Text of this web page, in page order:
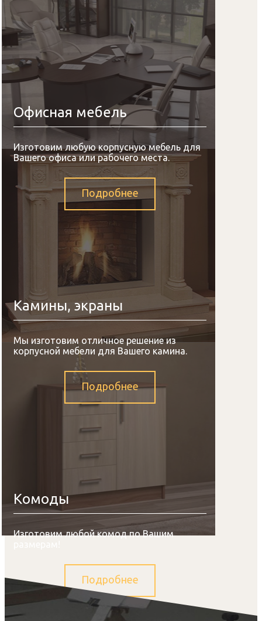
Офисная мебель
Изготовим любую корпусную мебель для
Вашего офиса или рабочего места.
Подробнее
Камины, экраны
Мы изготовим отличное решение из
корпусной мебели для Вашего камина.
Подробнее
Комоды
Изготовим любой комод по Вашим
Подробнее